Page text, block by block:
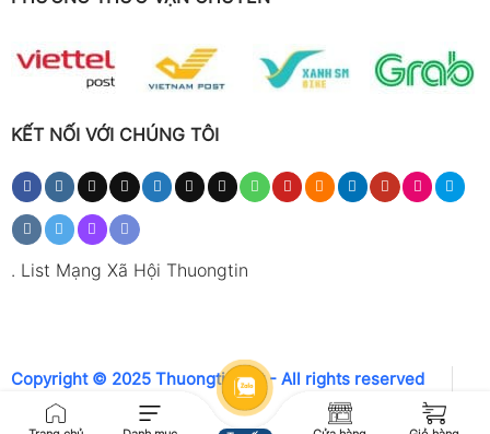
KẾT NỐI VỚI CHÚNG TÔI
. List Mạng Xã Hội Thuongtin
Copyright © 2025 Thuongtin.net - All rights reserved